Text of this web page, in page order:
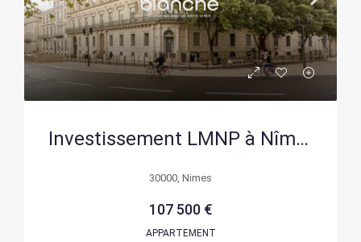
Investissement LMNP à Nîmes : Studio meublé avec rendement garanti
30000, Nimes
107 500 €
APPARTEMENT